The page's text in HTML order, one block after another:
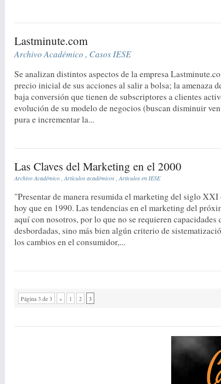
Lastminute.com
Archivo Académico , Casos IESE
Se analizan distintos aspectos de la empresa
precio inicial de sus acciones al salir a bolsa; la amenaza
baja conversión que tienen de subscriptores a clientes
evolución de su modelo de negocios (buscan disminuir
pura e incrementar la...
Las Claves del Marketing en el 2000
Archivo Académico ,Artículos académicos ,Articulos en IESE
"Presentar de manera resumida el marketing del siglo
hoy que en 1990. Las tendencias en el marketing del
aquí con nosotros, por lo que no se requieren
desbordadas, sino más bien algún criterio de
los cambios en el consumidor,...
Página 3 de 3 « 1 2 3